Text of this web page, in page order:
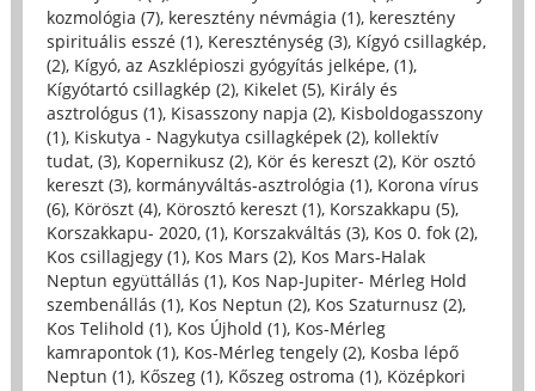
kozmológia (7), keresztény névmágia (1), keresztény
spirituális esszé (1), Kereszténység (3), Kígyó csillagkép,
(2), Kígyó, az Aszklépioszi gyógyítás jelképe, (1),
Kígyótartó csillagkép (2), Kikelet (5), Király és
asztrológus (1), Kisasszony napja (2), Kisboldogasszony
(1), Kiskutya - Nagykutya csillagképek (2), kollektív
tudat, (3), Kopernikusz (2), Kör és kereszt (2), Kör osztó
kereszt (3), kormányváltás-asztrológia (1), Korona vírus
(6), Köröszt (4), Körosztó kereszt (1), Korszakkapu (5),
Korszakkapu- 2020, (1), Korszakváltás (3), Kos 0. fok (2),
Kos csillagjegy (1), Kos Mars (2), Kos Mars-Halak
Neptun együttállás (1), Kos Nap-Jupiter- Mérleg Hold
szembenállás (1), Kos Neptun (2), Kos Szaturnusz (2),
Kos Telihold (1), Kos Újhold (1), Kos-Mérleg
kamrapontok (1), Kos-Mérleg tengely (2), Kosba lépő
Neptun (1), Kőszeg (1), Kőszeg ostroma (1), Középkori